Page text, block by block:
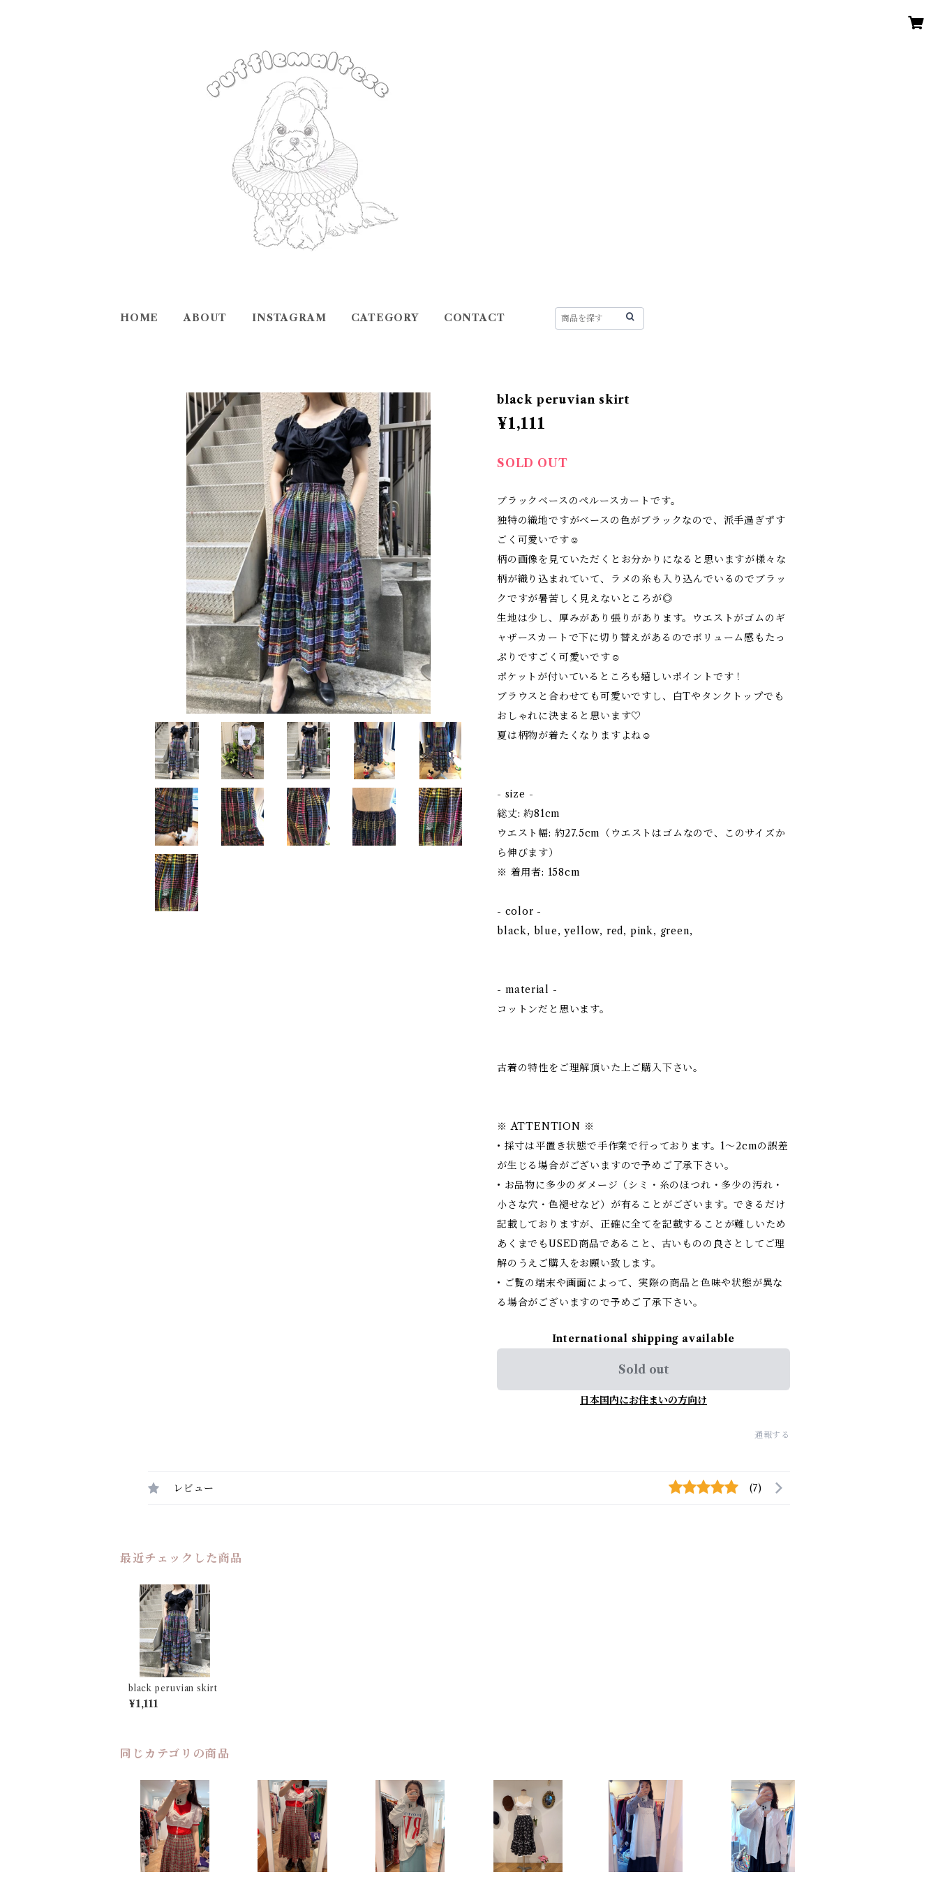
HOME ABOUT INSTAGRAM CATEGORY CONTACT
black peruvian skirt
¥1,111
SOLD OUT
ブラックベースのペルースカートです。
独特の織地ですがベースの色がブラックなので、派手過ぎずす
ごく可愛いです☺
柄の画像を見ていただくとお分かりになると思いますが様々な
柄が織り込まれていて、ラメの糸も入り込んでいるのでブラッ
クですが暑苦しく見えないところが◎
生地は少し、厚みがあり張りがあります。ウエストがゴムのギ
ャザースカートで下に切り替えがあるのでボリューム感もたっ
ぷりですごく可愛いです☺
ポケットが付いているところも嬉しいポイントです！
ブラウスと合わせても可愛いですし、白Tやタンクトップでも
おしゃれに決まると思います♡
夏は柄物が着たくなりますよね☺
- size -
総丈: 約81cm
ウエスト幅: 約27.5cm（ウエストはゴムなので、このサイズか
ら伸びます）
※ 着用者: 158cm
- color -
black, blue, yellow, red, pink, green,
- material -
コットンだと思います。
古着の特性をご理解頂いた上ご購入下さい。
※ ATTENTION ※
• 採寸は平置き状態で手作業で行っております。1～2cmの誤差
が生じる場合がございますので予めご了承下さい。
• お品物に多少のダメージ（シミ・糸のほつれ・多少の汚れ・
小さな穴・色褪せなど）が有ることがございます。できるだけ
記載しておりますが、正確に全てを記載することが難しいため
あくまでもUSED商品であること、古いものの良さとしてご理
解のうえご購入をお願い致します。
• ご覧の端末や画面によって、実際の商品と色味や状態が異な
る場合がございますので予めご了承下さい。
International shipping available
Sold out
日本国内にお住まいの方向け
通報する
レビュー (7)
最近チェックした商品
black peruvian skirt
¥1,111
同じカテゴリの商品